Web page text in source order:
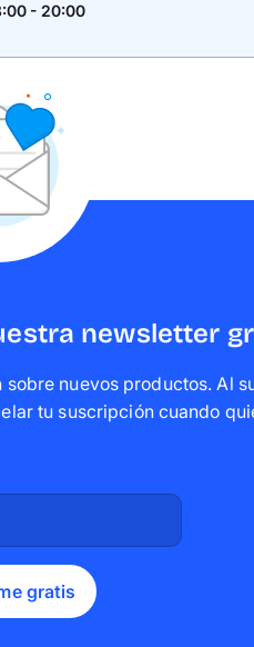
- 20:00
newsletter
nuevos productos. Al
tu suscripción cuando
gratis